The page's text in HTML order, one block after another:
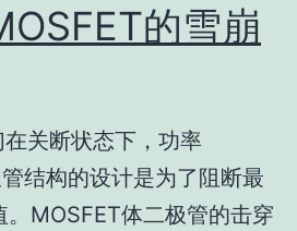
的雪崩
关断状态下，功率
结构的设计是为了阻断最
MOSFET体二极管的击穿